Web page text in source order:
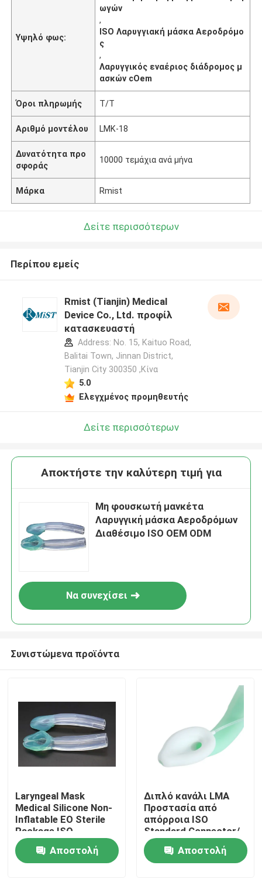
Αρχική Σελίδα
Προϊόντα
Υψηλό φως:
ωγών
,
ISO Λαρυγγιακή μάσκα Αεροδρόμο
ς
,
Λαρυγγικός εναέριος διάδρομος μ
ασκών cOem
Όροι πληρωμής Τ/Τ
Αριθμό μοντέλου LMK-18
Δυνατότητα προ
σφοράς
10000 τεμάχια ανά μήνα
Μάρκα Rmist
Δείτε περισσότερων
Περίπου εμείς
Rmist (Tianjin) Medical
Device Co., Ltd. προφίλ
κατασκευαστή
Address: No. 15, Kaituo Road,
Balitai Town, Jinnan District,
Tianjin City 300350 ,Κίνα
5.0
Ελεγχμένος προμηθευτής
Δείτε περισσότερων
Αποκτήστε την καλύτερη τιμή για
Μη φουσκωτή μανκέτα
Λαρυγγική μάσκα Αεροδρόμων
Διαθέσιμο ISO OEM ODM
Να συνεχίσει
Συνιστώμενα προϊόντα
Laryngeal Mask
Medical Silicone Non-
Inflatable EO Sterile
Package ISO
Certificated
Αποστολή
Διπλό κανάλι LMA
Προστασία από
απόρροια ISO
Standard Connector/
Medical Silicone
Structure/ CE ISO
Αποστολή